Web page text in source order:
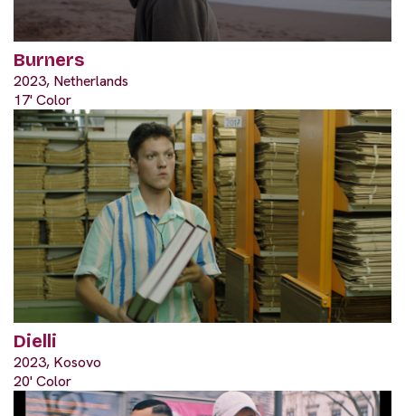
Burners
2023, Netherlands
17' Color
Dielli
2023, Kosovo
20' Color